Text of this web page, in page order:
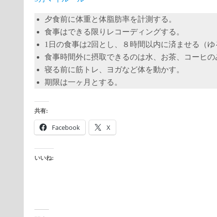
夕食前に体重と体脂肪率を計測する。
食事はできる限りレコーディングする。
1日の食事は2回とし、８時間以内に済ませる（ゆ
食事時間外に摂取できるのは水、お茶、コーヒの
寝る前に筋トレ、ヨガなど体を動かす。
期限は一ヶ月とする。
共有:
Facebook X
いいね: